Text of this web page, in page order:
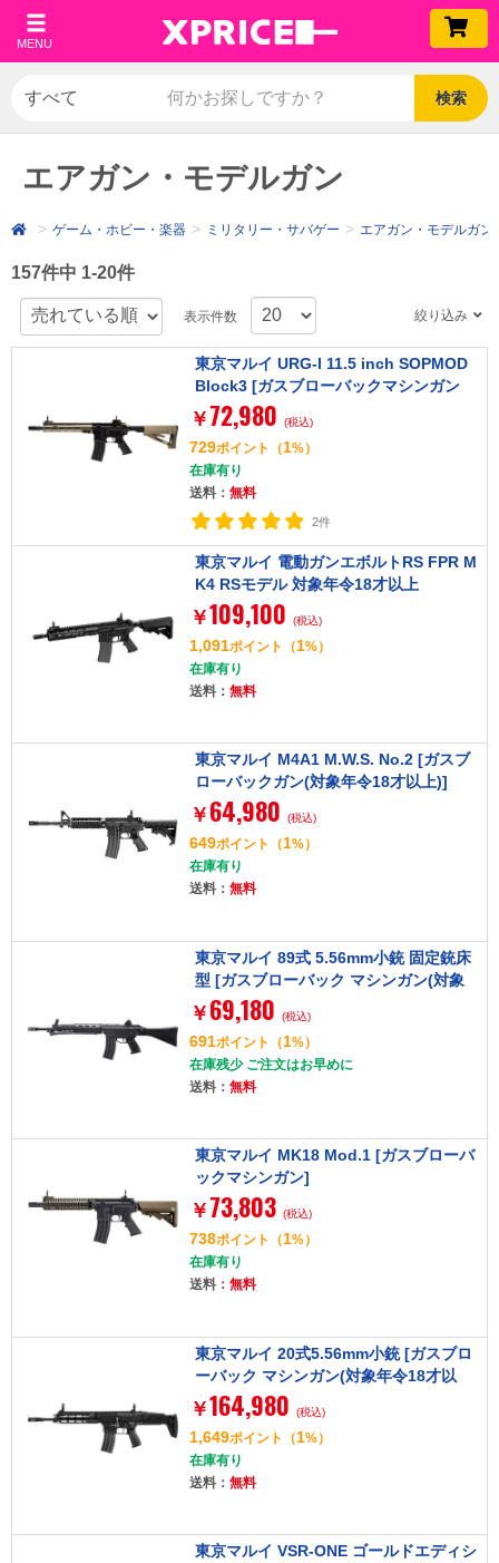
MENU
検索
エアガン・モデルガン
ゲーム・ホビー・楽器 ミリタリー・サバゲー エアガン・モデルガン
157件中 1-20件
表示件数 絞り込み
東京マルイ URG-I 11.5 inch SOPMOD
Block3 [ガスブローバックマシンガン
(対象年令18才以上)]
￥ 72,980 (税込)
729ポイント （1%）
在庫有り
送料： 無料
2件
東京マルイ 電動ガンエボルトRS FPR M
K4 RSモデル 対象年令18才以上
￥109,100 (税込)
1,091ポイント （1%）
在庫有り
送料： 無料
東京マルイ M4A1 M.W.S. No.2 [ガスブ
ローバックガン(対象年令18才以上)]
￥ 64,980 (税込)
649ポイント （1%）
在庫有り
送料： 無料
東京マルイ 89式 5.56mm小銃 固定銃床
型 [ガスブローバック マシンガン(対象
年令18才以上)]
￥ 69,180 (税込)
691ポイント （1%）
在庫残少 ご注文はお早めに
送料： 無料
東京マルイ MK18 Mod.1 [ガスブローバ
ックマシンガン]
￥ 73,803 (税込)
738ポイント （1%）
在庫有り
送料： 無料
東京マルイ 20式5.56mm小銃 [ガスブロ
ーバック マシンガン(対象年令18才以
上)]
￥164,980 (税込)
1,649ポイント （1%）
在庫有り
送料： 無料
東京マルイ VSR-ONE ゴールドエディシ